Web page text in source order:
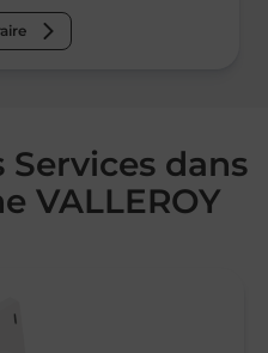
Services dans
VALLEROY